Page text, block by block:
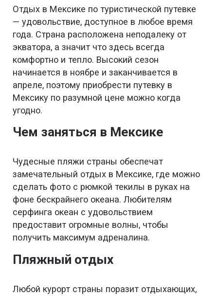
Отдых в Мексике по туристической путевке
— удовольствие, доступное в любое время
года. Страна расположена неподалеку от
экватора, а значит что здесь всегда
комфортно и тепло. Высокий сезон
начинается в ноябре и заканчивается в
апреле, поэтому приобрести путевку в
Мексику по разумной цене можно когда
угодно.
Чем заняться в Мексике
Чудесные пляжи страны обеспечат
замечательный отдых в Мексике, где можно
сделать фото с рюмкой текилы в руках на
фоне бескрайнего океана. Любителям
серфинга океан с удовольствием
предоставит огромные волны, чтобы
получить максимум адреналина.
Пляжный отдых
Любой курорт страны поразит отдыхающих,